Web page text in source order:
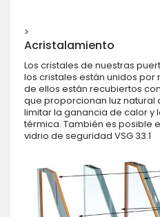
>
Acristalamiento
Los cristales de nuestras
los cristales están unidos
de ellos están recubiertos
que proporcionan luz natural
limitar la ganancia de calor y
térmica. También es posible
vidrio de seguridad VSG 33.1